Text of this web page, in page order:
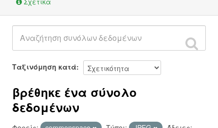
Ταξινόμηση κατά
βρέθηκε ένα σύνολο
δεδομένων